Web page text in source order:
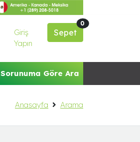
Giriş
Yapın
Sepet
0
Sorunuma Göre Ara
Anasayfa Arama